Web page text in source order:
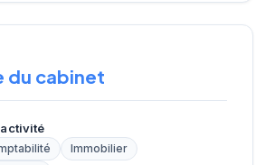
du cabinet
Immobilier